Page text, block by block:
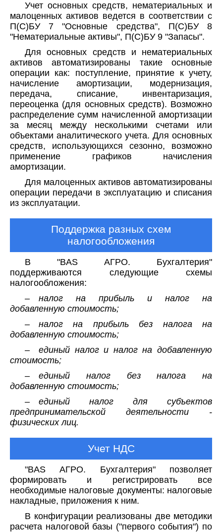
Учет основных средств, нематериальных и
малоценных активов ведется в соответствии с
П(С)БУ 7 "Основные средства", П(С)БУ 8
"Нематериальные активы", П(С)БУ 9 "Запасы".
Для основных средств и нематериальных
активов автоматизированы такие основные
операции как: поступление, принятие к учету,
начисление амортизации, модернизация,
передача, списание, инвентаризация,
переоценка (для основных средств). Возможно
распределение сумм начисленной амортизации
за месяц между несколькими счетами или
объектами аналитического учета. Для основных
средств, использующихся сезонно, возможно
применение графиков начисления
амортизации.
Для малоценных активов автоматизированы
операции передачи в эксплуатацию и списания
из эксплуатации.
Поддержка разных схем
налогообложения
В "BAS АГРО. Бухгалтерия"
поддерживаются следующие схемы
налогообложения:
– налог на прибыль и налог на
добавленную стоимость;
– налог на прибыль без налога на
добавленную стоимость;
– единый налог и налог на добавленную
стоимость;
– единый налог без налога на
добавленную стоимость;
– единый налог для субъектов
предпринимательской деятельности -
физических лиц.
Учет НДС
"BAS АГРО. Бухгалтерия" позволяет
формировать и регистрировать все
необходимые налоговые документы: налоговые
накладные, приложения к ним.
В конфигурации реализованы две методики
расчета налоговой базы ("первого события") по